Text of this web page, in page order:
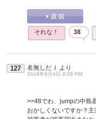
それな！ 38
127 名無しだＪ より
2016年9月4日 8:09 PM
>>48でわ、jumpの中島
おかしくないですか？主